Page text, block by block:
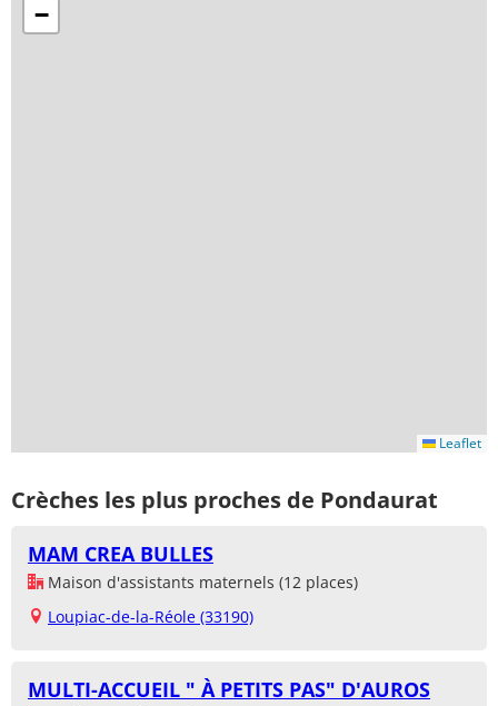
−
Leaflet
Crèches les plus proches de Pondaurat
MAM CREA BULLES
Maison d'assistants maternels (12 places)
Loupiac-de-la-Réole (33190)
MULTI-ACCUEIL " À PETITS PAS" D'AUROS